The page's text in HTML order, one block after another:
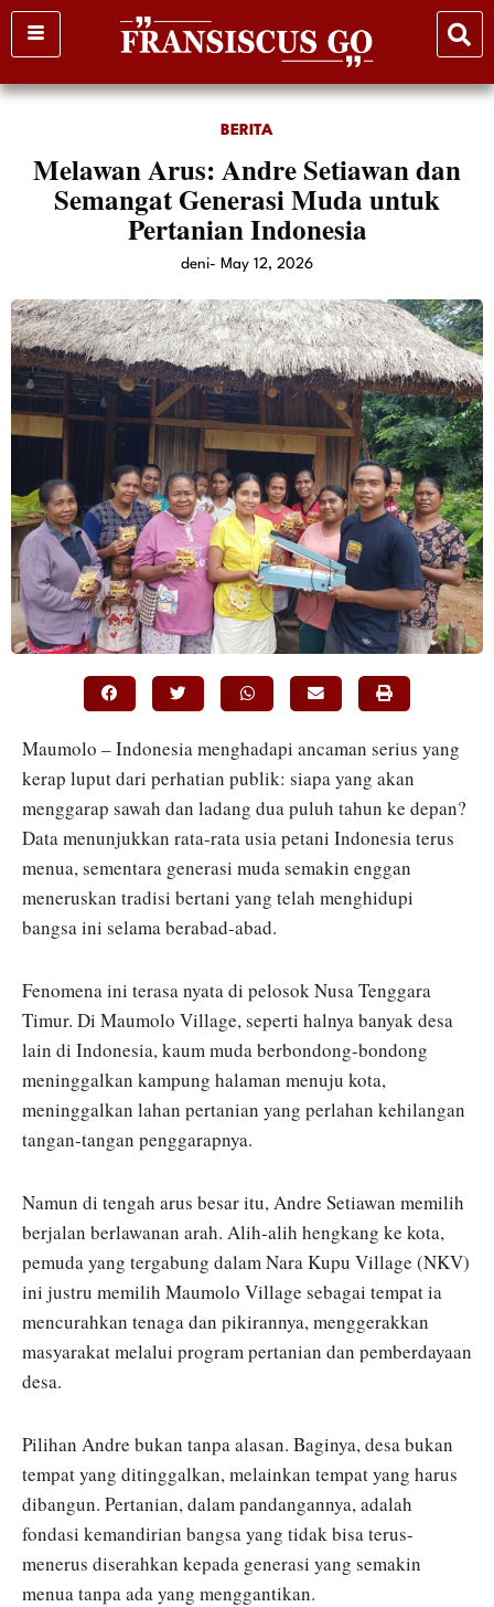
Skip
to
BERITA
Melawan Arus: Andre Setiawan dan
Semangat Generasi Muda untuk
Pertanian Indonesia
deni- May 12, 2026
Maumolo – Indonesia menghadapi ancaman serius yang
kerap luput dari perhatian publik: siapa yang akan
menggarap sawah dan ladang dua puluh tahun ke depan?
Data menunjukkan rata-rata usia petani Indonesia terus
menua, sementara generasi muda semakin enggan
meneruskan tradisi bertani yang telah menghidupi
bangsa ini selama berabad-abad.
Fenomena ini terasa nyata di pelosok Nusa Tenggara
Timur. Di Maumolo Village, seperti halnya banyak desa
lain di Indonesia, kaum muda berbondong-bondong
meninggalkan kampung halaman menuju kota,
meninggalkan lahan pertanian yang perlahan kehilangan
tangan-tangan penggarapnya.
Namun di tengah arus besar itu, Andre Setiawan memilih
berjalan berlawanan arah. Alih-alih hengkang ke kota,
pemuda yang tergabung dalam Nara Kupu Village (NKV)
ini justru memilih Maumolo Village sebagai tempat ia
mencurahkan tenaga dan pikirannya, menggerakkan
masyarakat melalui program pertanian dan pemberdayaan
desa.
Pilihan Andre bukan tanpa alasan. Baginya, desa bukan
tempat yang ditinggalkan, melainkan tempat yang harus
dibangun. Pertanian, dalam pandangannya, adalah
fondasi kemandirian bangsa yang tidak bisa terus-
menerus diserahkan kepada generasi yang semakin
menua tanpa ada yang menggantikan.